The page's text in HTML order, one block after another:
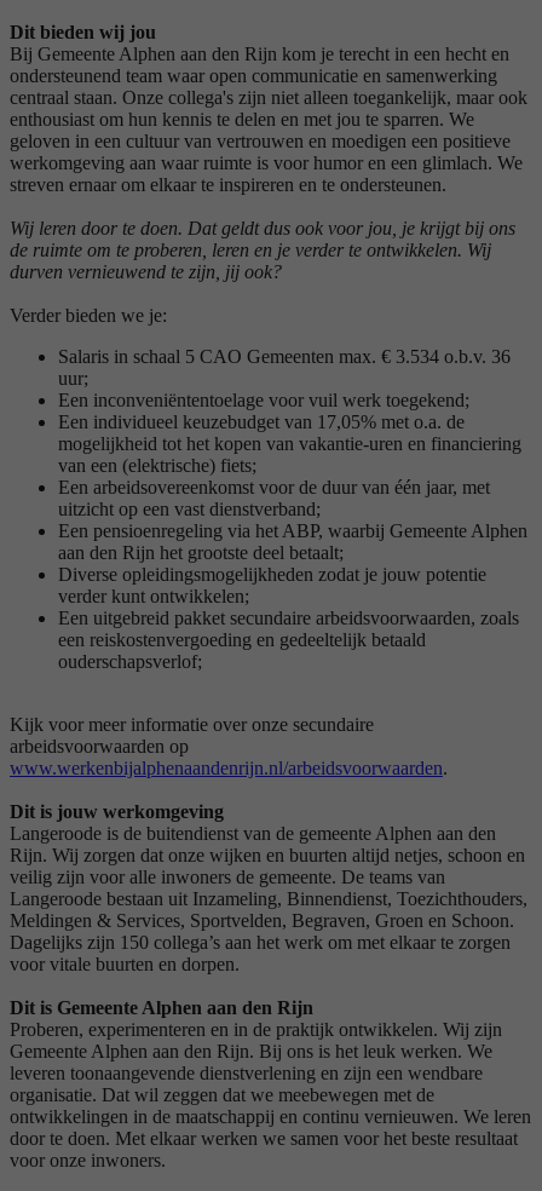
Dit bieden wij jou
Bij Gemeente Alphen aan den Rijn kom je terecht in een hecht en
ondersteunend team waar open communicatie en samenwerking
centraal staan. Onze collega's zijn niet alleen toegankelijk, maar ook
enthousiast om hun kennis te delen en met jou te sparren. We
geloven in een cultuur van vertrouwen en moedigen een positieve
werkomgeving aan waar ruimte is voor humor en een glimlach. We
streven ernaar om elkaar te inspireren en te ondersteunen.
Wij leren door te doen. Dat geldt dus ook voor jou, je krijgt bij ons
de ruimte om te proberen, leren en je verder te ontwikkelen. Wij
durven vernieuwend te zijn, jij ook?
Verder bieden we je:
Salaris in schaal 5 CAO Gemeenten max. € 3.534 o.b.v. 36
uur;
Een inconveniëntentoelage voor vuil werk toegekend;
Een individueel keuzebudget van 17,05% met o.a. de
mogelijkheid tot het kopen van vakantie-uren en financiering
van een (elektrische) fiets;
Een arbeidsovereenkomst voor de duur van één jaar, met
uitzicht op een vast dienstverband;
Een pensioenregeling via het ABP, waarbij Gemeente Alphen
aan den Rijn het grootste deel betaalt;
Diverse opleidingsmogelijkheden zodat je jouw potentie
verder kunt ontwikkelen;
Een uitgebreid pakket secundaire arbeidsvoorwaarden, zoals
een reiskostenvergoeding en gedeeltelijk betaald
ouderschapsverlof;
Kijk voor meer informatie over onze secundaire
arbeidsvoorwaarden op
www.werkenbijalphenaandenrijn.nl/arbeidsvoorwaarden.
Dit is jouw werkomgeving
Langeroode is de buitendienst van de gemeente Alphen aan den
Rijn. Wij zorgen dat onze wijken en buurten altijd netjes, schoon en
veilig zijn voor alle inwoners de gemeente. De teams van
Langeroode bestaan uit Inzameling, Binnendienst, Toezichthouders,
Meldingen & Services, Sportvelden, Begraven, Groen en Schoon.
Dagelijks zijn 150 collega’s aan het werk om met elkaar te zorgen
voor vitale buurten en dorpen.
Dit is Gemeente Alphen aan den Rijn
Proberen, experimenteren en in de praktijk ontwikkelen. Wij zijn
Gemeente Alphen aan den Rijn. Bij ons is het leuk werken. We
leveren toonaangevende dienstverlening en zijn een wendbare
organisatie. Dat wil zeggen dat we meebewegen met de
ontwikkelingen in de maatschappij en continu vernieuwen. We leren
door te doen. Met elkaar werken we samen voor het beste resultaat
voor onze inwoners.